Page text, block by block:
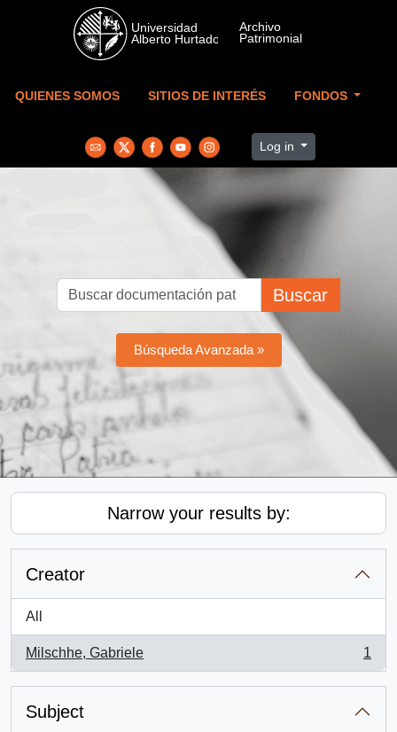
Skip to main content
QUIENES SOMOS SITIOS DE INTERÉS FONDOS
Log in
Buscar
Búsqueda Avanzada »
Narrow your results by:
Creator
All
Milschhe, Gabriele
, 1 results
1
Subject